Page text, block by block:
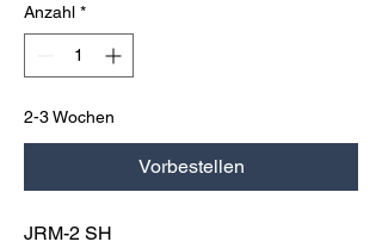
Anzahl *
2-3 Wochen
Vorbestellen
JRM-2 SH